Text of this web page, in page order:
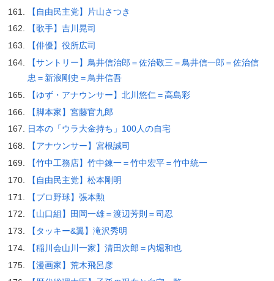
【自由民主党】片山さつき
【歌手】吉川晃司
【俳優】役所広司
【サントリー】鳥井信治郎＝佐治敬三＝鳥井信一郎＝佐治信
忠＝新浪剛史＝鳥井信吾
【ゆず・アナウンサー】北川悠仁＝高島彩
【脚本家】宮藤官九郎
日本の「ウラ大金持ち」100人の自宅
【アナウンサー】宮根誠司
【竹中工務店】竹中錬一＝竹中宏平＝竹中統一
【自由民主党】松本剛明
【プロ野球】張本勲
【山口組】田岡一雄＝渡辺芳則＝司忍
【タッキー&翼】滝沢秀明
【稲川会山川一家】清田次郎＝内堀和也
【漫画家】荒木飛呂彦